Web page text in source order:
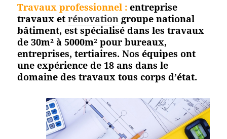
Travaux professionnel : entreprise
travaux etrénovation groupe national
bâtiment, est spécialisé dans les travaux
de 30m² à 5000m² pour bureaux,
entreprises, tertiaires. Nos équipes ont
une expérience de 18 ans dans le
domaine des travaux tous corpsd’état.